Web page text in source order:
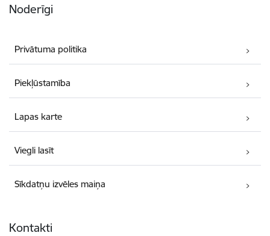
Noderīgi
Privātuma politika
Piekļūstamība
Lapas karte
Viegli lasīt
Sīkdatņu izvēles maiņa
Kontakti